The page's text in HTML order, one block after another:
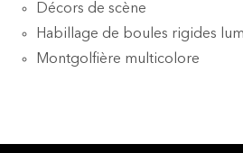
Décors de scène
Habillage de boules rigides
Montgolfière multicolore